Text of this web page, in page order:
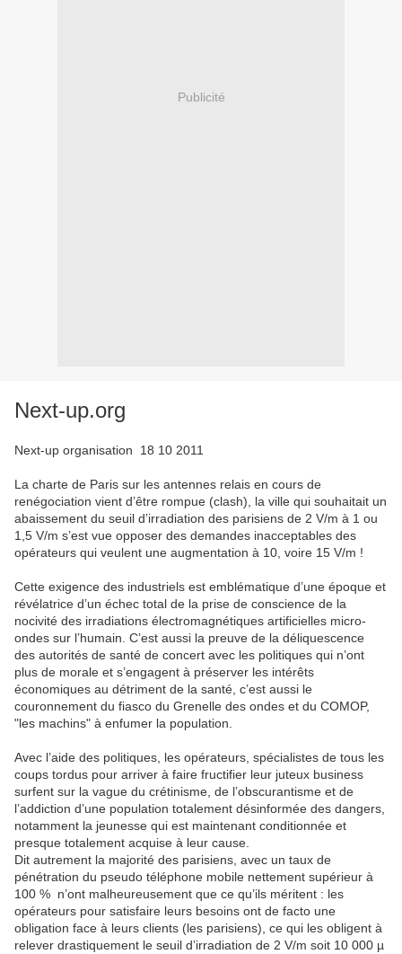
Publicité
Next-up.org
Next-up organisation 18 10 2011
La charte de Paris sur les antennes relais en cours de
renégociation vient d’être rompue (clash), la ville qui souhaitait un
abaissement du seuil d’irradiation des parisiens de 2 V/m à 1 ou
1,5 V/m s’est vue opposer des demandes inacceptables des
opérateurs qui veulent une augmentation à 10, voire 15 V/m !
Cette exigence des industriels est emblématique d’une époque et
révélatrice d’un échec total de la prise de conscience de la
nocivité des irradiations électromagnétiques artificielles micro-
ondes sur l’humain. C’est aussi la preuve de la déliquescence
des autorités de santé de concert avec les politiques qui n’ont
plus de morale et s’engagent à préserver les intérêts
économiques au détriment de la santé, c’est aussi le
couronnement du fiasco du Grenelle des ondes et du COMOP,
"les machins" à enfumer la population.
Avec l’aide des politiques, les opérateurs, spécialistes de tous les
coups tordus pour arriver à faire fructifier leur juteux business
surfent sur la vague du crétinisme, de l’obscurantisme et de
l’addiction d’une population totalement désinformée des dangers,
notamment la jeunesse qui est maintenant conditionnée et
presque totalement acquise à leur cause.
Dit autrement la majorité des parisiens, avec un taux de
pénétration du pseudo téléphone mobile nettement supérieur à
100 % n’ont malheureusement que ce qu’ils méritent : les
opérateurs pour satisfaire leurs besoins ont de facto une
obligation face à leurs clients (les parisiens), ce qui les obligent à
relever drastiquement le seuil d’irradiation de 2 V/m soit 10 000 µ